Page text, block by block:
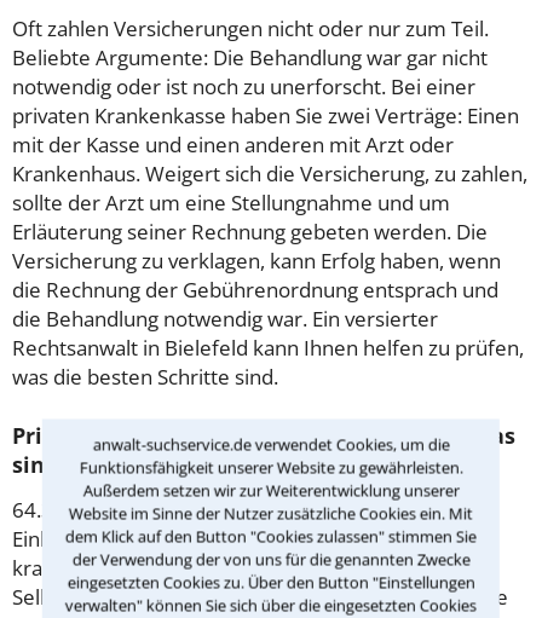
anwalt-suchservice.de verwendet Cookies, um die
Funktionsfähigkeit unserer Website zu gewährleisten.
Außerdem setzen wir zur Weiterentwicklung unserer
Website im Sinne der Nutzer zusätzliche Cookies ein. Mit
dem Klick auf den Button "Cookies zulassen" stimmen Sie
der Verwendung der von uns für die genannten Zwecke
eingesetzten Cookies zu. Über den Button "Einstellungen
verwalten" können Sie sich über die eingesetzten Cookies
Oft zahlen Versicherungen nicht oder nur zum Teil.
Beliebte Argumente: Die Behandlung war gar nicht
notwendig oder ist noch zu unerforscht. Bei einer
privaten Krankenkasse haben Sie zwei Verträge: Einen
mit der Kasse und einen anderen mit Arzt oder
Krankenhaus. Weigert sich die Versicherung, zu zahlen,
sollte der Arzt um eine Stellungnahme und um
Erläuterung seiner Rechnung gebeten werden. Die
Versicherung zu verklagen, kann Erfolg haben, wenn
die Rechnung der Gebührenordnung entsprach und
die Behandlung notwendig war. Ein versierter
Rechtsanwalt in Bielefeld kann Ihnen helfen zu prüfen,
was die besten Schritte sind.
Privat oder gesetzlich krankenversichert: Was
sind die Unterschiede?
64.350 Euro brutto im Jahr – dies ist die
Einkommensgrenze, ab der Angestellte sich privat
krankenversichern können. Auch für Beamte und
Selbstständige steht dieser Weg offen. Verdienen Sie